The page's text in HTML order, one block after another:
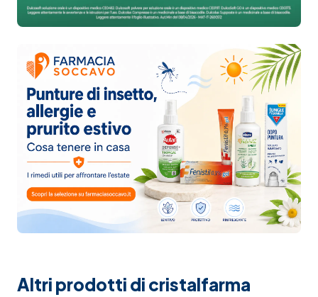
Altri prodotti di cristalfarma